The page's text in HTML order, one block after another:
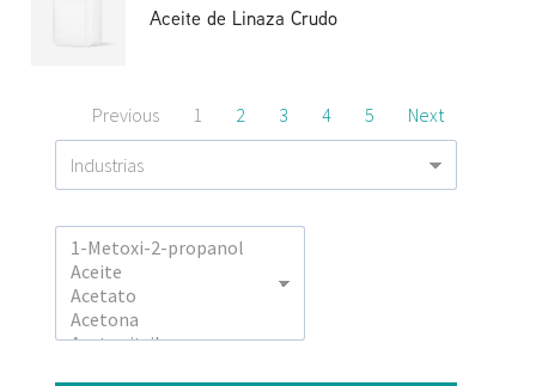
Aceite de Linaza Crudo
Previous 1 2 3 4 5 Next